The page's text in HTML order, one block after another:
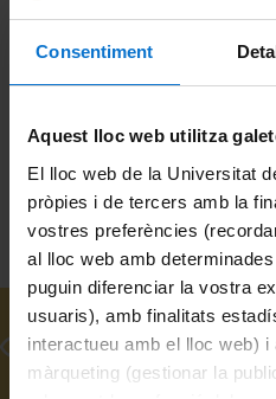
Consentiment
Aquest lloc web utilitza
El lloc web de la Universitat
pròpies i de tercers amb la
vostres preferències
al lloc web amb
puguin diferenciar la vostra
usuaris), amb finalitats
interactueu amb el lloc web) i
màrqueting (gestionar la
Facultat de Ciències de
Vídeos relacionats